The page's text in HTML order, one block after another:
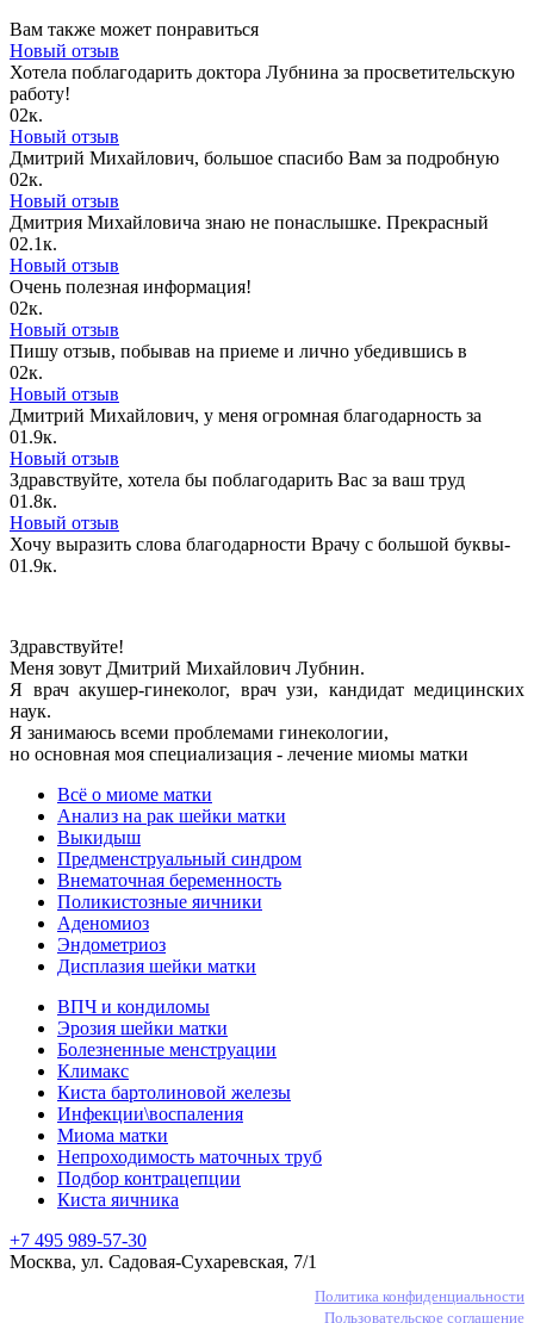
Вам также может понравиться
Новый отзыв
Хотела поблагодарить доктора Лубнина за просветительскую
работу!
02к.
Новый отзыв
Дмитрий Михайлович, большое спасибо Вам за подробную
02к.
Новый отзыв
Дмитрия Михайловича знаю не понаслышке. Прекрасный
02.1к.
Новый отзыв
Очень полезная информация!
02к.
Новый отзыв
Пишу отзыв, побывав на приеме и лично убедившись в
02к.
Новый отзыв
Дмитрий Михайлович, у меня огромная благодарность за
01.9к.
Новый отзыв
Здравствуйте, хотела бы поблагодарить Вас за ваш труд
01.8к.
Новый отзыв
Хочу выразить слова благодарности Врачу с большой буквы-
01.9к.
Здравствуйте!
Меня зовут Дмитрий Михайлович Лубнин.
Я врач акушер-гинеколог, врач узи, кандидат медицинских
наук.
Я занимаюсь всеми проблемами гинекологии,
но основная моя специализация - лечение миомы матки
Всё о миоме матки
Анализ на рак шейки матки
Выкидыш
Предменструальный синдром
Внематочная беременность
Поликистозные яичники
Аденомиоз
Эндометриоз
Дисплазия шейки матки
ВПЧ и кондиломы
Эрозия шейки матки
Болезненные менструации
Климакс
Киста бартолиновой железы
Инфекции\воспаления
Миома матки
Непроходимость маточных труб
Подбор контрацепции
Киста яичника
+7 495 989-57-30
Москва, ул. Садовая-Сухаревская, 7/1
Политика конфиденциальности
Пользовательское соглашение